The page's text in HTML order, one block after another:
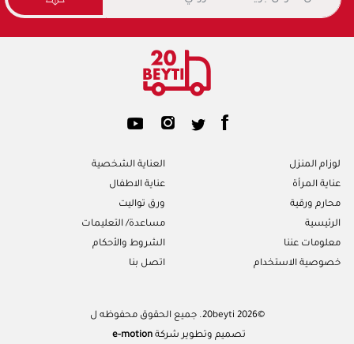
لوزام المنزل
العناية الشخصية
عناية المرأة
عناية الاطفال
محارم ورقية
ورق تواليت
الرئيسية
مساعدة/ التعليمات
معلومات عننا
الشروط والأحكام
خصوصية الاستخدام
اتصل بنا
©2026 20beyti. جميع الحقوق محفوظه ل
تصميم وتطوير شركةe-motion